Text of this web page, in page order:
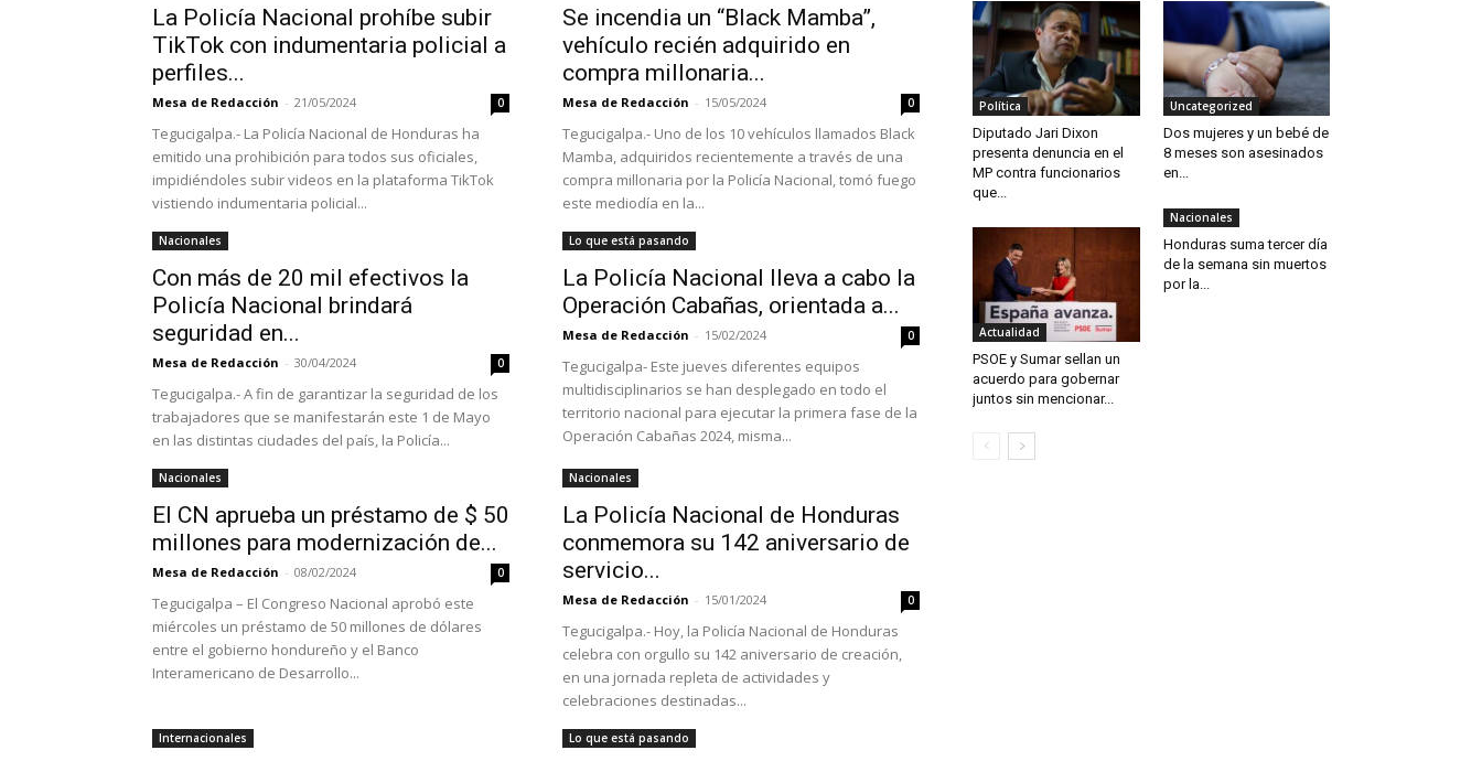
La Policía Nacional prohíbe subir
TikTok con indumentaria policial a
perfiles...
Mesa de Redacción - 21/05/2024 0
Tegucigalpa.- La Policía Nacional de Honduras ha
emitido una prohibición para todos sus oficiales,
impidiéndoles subir videos en la plataforma TikTok
vistiendo indumentaria policial...
Se incendia un “Black Mamba”,
vehículo recién adquirido en
compra millonaria...
Mesa de Redacción - 15/05/2024 0
Tegucigalpa.- Uno de los 10 vehículos llamados Black
Mamba, adquiridos recientemente a través de una
compra millonaria por la Policía Nacional, tomó fuego
este mediodía en la...
Nacionales
Con más de 20 mil efectivos la
Policía Nacional brindará
seguridad en...
Mesa de Redacción - 30/04/2024 0
Tegucigalpa.- A fin de garantizar la seguridad de los
trabajadores que se manifestarán este 1 de Mayo
en las distintas ciudades del país, la Policía...
Lo que está pasando
La Policía Nacional lleva a cabo la
Operación Cabañas, orientada a...
Mesa de Redacción - 15/02/2024 0
Tegucigalpa- Este jueves diferentes equipos
multidisciplinarios se han desplegado en todo el
territorio nacional para ejecutar la primera fase de la
Operación Cabañas 2024, misma...
Nacionales
El CN aprueba un préstamo de $ 50
millones para modernización de...
Mesa de Redacción - 08/02/2024 0
Tegucigalpa – El Congreso Nacional aprobó este
miércoles un préstamo de 50 millones de dólares
entre el gobierno hondureño y el Banco
Interamericano de Desarrollo...
Nacionales
La Policía Nacional de Honduras
conmemora su 142 aniversario de
servicio...
Mesa de Redacción - 15/01/2024 0
Tegucigalpa.- Hoy, la Policía Nacional de Honduras
celebra con orgullo su 142 aniversario de creación,
en una jornada repleta de actividades y
celebraciones destinadas...
Internacionales Lo que está pasando
Política
Diputado Jari Dixon
presenta denuncia en el
MP contra funcionarios
que...
Uncategorized
Dos mujeres y un bebé de
8 meses son asesinados
en...
Actualidad
PSOE y Sumar sellan un
acuerdo para gobernar
juntos sin mencionar...
Nacionales
Honduras suma tercer día
de la semana sin muertos
por la...